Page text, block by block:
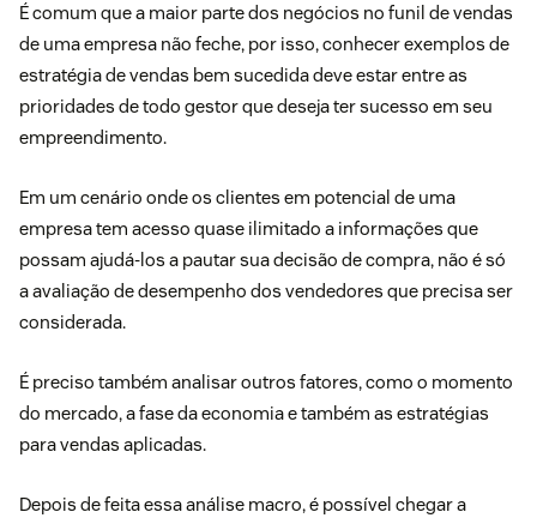
É comum que a maior parte dos negócios no funil de vendas
de uma empresa não feche, por isso, conhecer exemplos de
estratégia de vendas bem sucedida deve estar entre as
prioridades de todo gestor que deseja ter sucesso em seu
empreendimento.
Em um cenário onde os clientes em potencial de uma
empresa tem acesso quase ilimitado a informações que
possam ajudá-los a pautar sua decisão de compra, não é só
a avaliação de desempenho dos vendedores que precisa ser
considerada.
É preciso também analisar outros fatores, como o momento
do mercado, a fase da economia e também as estratégias
para vendas aplicadas.
Depois de feita essa análise macro, é possível chegar a